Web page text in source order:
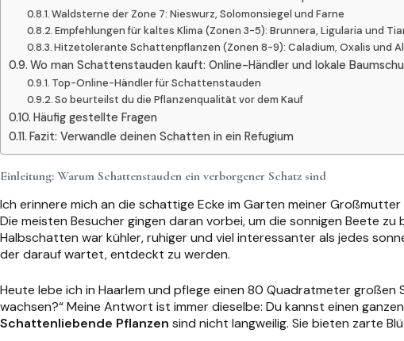
Waldsterne der Zone 7: Nieswurz, Solomonsiegel und Farne
Empfehlungen für kaltes Klima (Zonen 3-5): Brunnera, Ligularia und
Hitzetolerante Schattenpflanzen (Zonen 8-9): Caladium, Oxalis und
Wo man Schattenstauden kauft: Online-Händler und lokale
Top-Online-Händler für Schattenstauden
So beurteilst du die Pflanzenqualität vor dem Kauf
Häufig gestellte Fragen
Fazit: Verwandle deinen Schatten in ein Refugium
Einleitung: Warum Schattenstauden ein verborgener Schatz sind
Ich erinnere mich an die schattige Ecke im Garten meiner
Die meisten Besucher gingen daran vorbei, um die sonnigen Beete
Halbschatten war kühler, ruhiger und viel interessanter als jedes
der darauf wartet, entdeckt zu werden.
Heute lebe ich in Haarlem und pflege einen 80 Quadratmeter
wachsen?“ Meine Antwort ist immer dieselbe: Du kannst einen ganzen
Schattenliebende Pflanzen sind nicht langweilig. Sie bieten zarte